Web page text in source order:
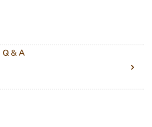
Ｑ＆Ａ